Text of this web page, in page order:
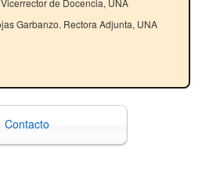
de Docencia, UNA
Garbanzo. Rectora Adjunta, UNA
Contacto